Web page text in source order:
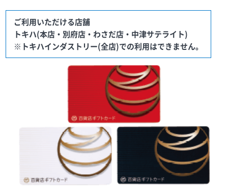
ご利用いただける店舗
トキハ(本店・別府店・わさだ店・中津サテライト)
※トキハインダストリー(全店)での利用はできません。